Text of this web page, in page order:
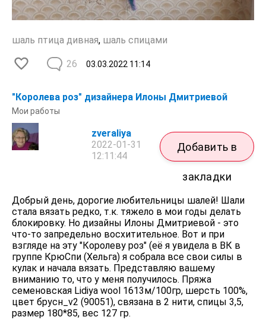
шаль птица дивная, шаль спицами
03.03.2022 11:14
26
"Королева роз" дизайнера Илоны Дмитриевой
Мои работы
zveraliya
2022-01-31
12:11:44
Добавить в
закладки
Добрый день, дорогие любительницы шалей! Шали
стала вязать редко, т.к. тяжело в мои годы делать
блокировку. Но дизайны Илоны Дмитриевой - это
что-то запредельно восхитительное. Вот и при
взгляде на эту "Королеву роз" (её я увидела в ВК в
группе КрюСпи (Хельга) я собрала все свои силы в
кулак и начала вязать. Представляю вашему
вниманию то, что у меня получилось. Пряжа
семеновская Lidiya wool 1613м/100гр, шерсть 100%,
цвет брусн_v2 (90051), связана в 2 нити, спицы 3,5,
размер 180*85, вес 127 гр.